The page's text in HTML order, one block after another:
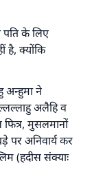
पति के लिए
है, क्योंकि
अन्हुमा ने
अलैहि व
मुसलमानों
अनिवार्य कर
(हदीस संक्याः